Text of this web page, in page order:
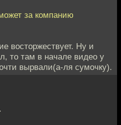
за компанию
восторжествует. Ну и
то там в начале видео у
вырвали(а-ля сумочку).